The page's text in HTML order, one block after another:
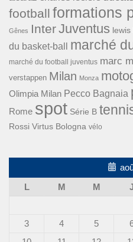
football formations
Gênes InterJuventus
du basket-ball
marché
marché du football juventus marc
verstappen Milan Monza
Olimpia Milan Pecco Bagnaia
Rome spot Série B
Rossi Virtus Bologna vélo
L
M M
3
4 5